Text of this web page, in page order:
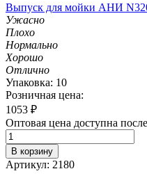
Выпуск для мойки АНИ
Ужасно
Плохо
Нормально
Хорошо
Отлично
Упаковка: 10
Розничная цена:
1053 ₽
Оптовая цена доступна
В корзину
Артикул: 2180